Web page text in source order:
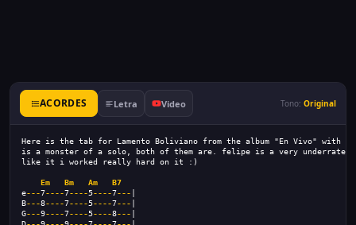
ACORDES Letra Video Tono: Original
Here is the tab for Lamento Boliviano from the album "En Vivo" with
is a monster of a solo, both of them are. felipe is a very
like it i worked really hard on it :)
Em Bm Am
B7
e---7----7----5----7---
B---8----7----5----7---
G---9----7----5----8---